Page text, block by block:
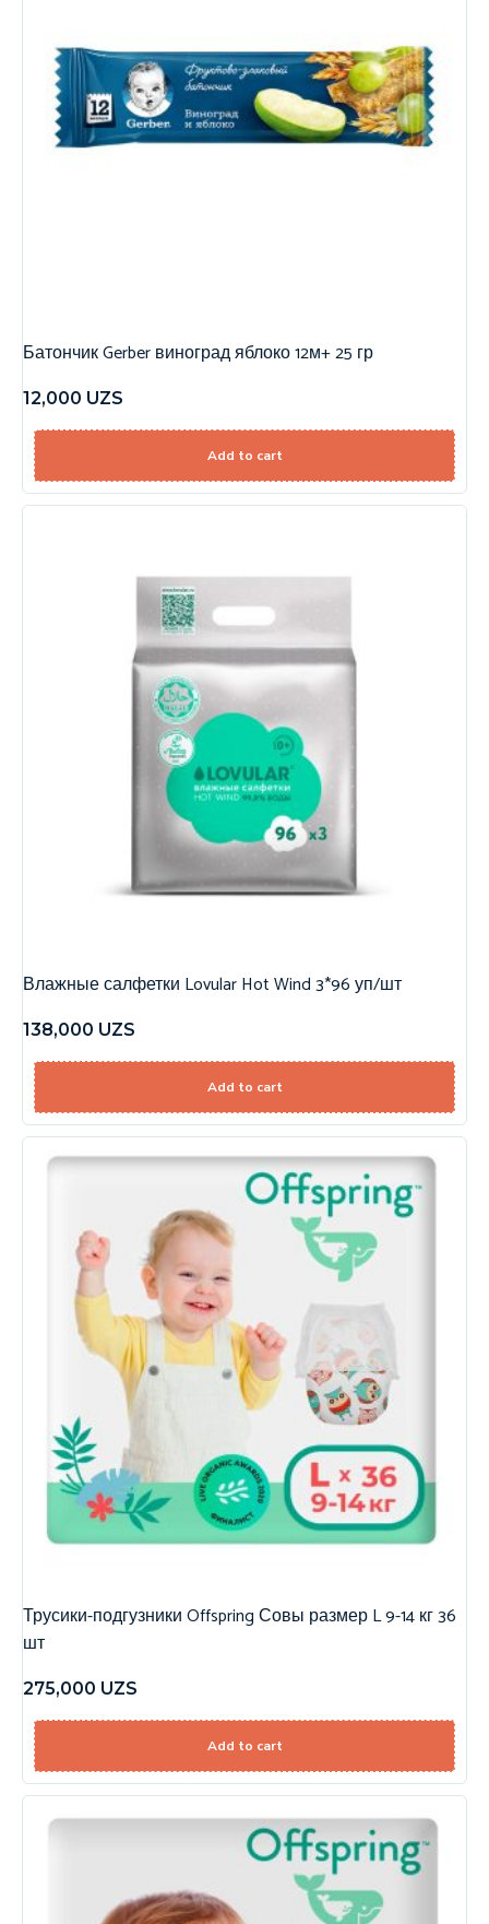
Батончик Gerber виноград яблоко 12м+ 25 гр
12,000 UZS
Add to cart
Влажные салфетки Lovular Hot Wind 3*96 уп/шт
138,000 UZS
Add to cart
Трусики-подгузники Offspring Совы размер L 9-14 кг 36
шт
275,000 UZS
Add to cart